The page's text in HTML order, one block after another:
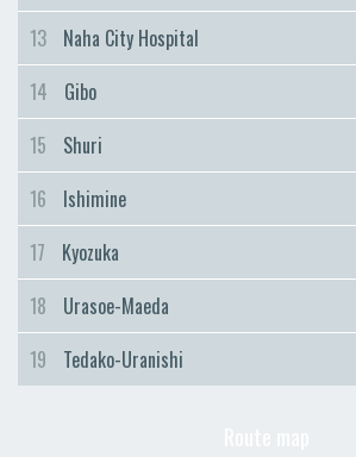
Tedako-Uranishi
Kyozuka
13
Naha City Hospital
14
Gibo
15
Shuri
16
Ishimine
17
Kyozuka
18
Urasoe-Maeda
19
Tedako-Uranishi